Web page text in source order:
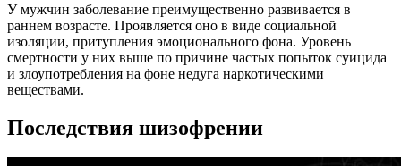
У мужчин заболевание преимущественно развивается в
раннем возрасте. Проявляется оно в виде социальной
изоляции, притупления эмоционального фона. Уровень
смертности у них выше по причине частых попыток суицида
и злоупотребления на фоне недуга наркотическими
веществами.
Последствия шизофрении